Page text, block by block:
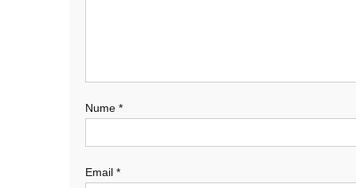
Nume *
Email *